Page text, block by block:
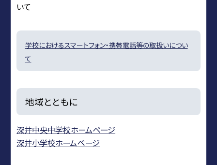
いて
学校におけるスマートフォン・携帯電話等の取扱いについ
て
地域とともに
深井中央中学校ホームページ
深井小学校ホームページ